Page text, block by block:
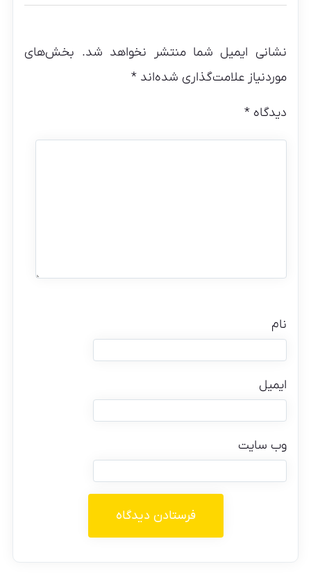
نشانی ایمیل شما منتشر نخواهد شد. بخش‌های
موردنیاز علامت‌گذاری شده‌اند*
دیدگاه*
نام
ایمیل
وب‌ سایت